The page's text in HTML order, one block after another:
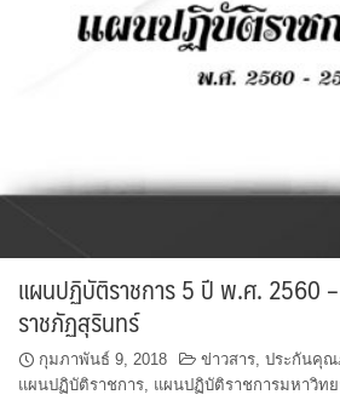
แผนปฏิบัติราชการ 5 ปี พ.ศ. 2560
ราชภัฏสุรินทร์
กุมภาพันธ์ 9, 2018 ข่าวสาร, ประกันคุณ
แผนปฏิบัติราชการ, แผนปฏิบัติราชการมหาวิทย